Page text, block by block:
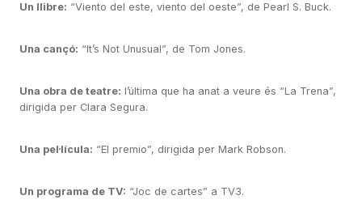
Un llibre: “Viento del este, viento del oeste”, de Pearl S. Buck.
Una cançó: “It’s Not Unusual”, de Tom Jones.
Una obra de teatre: l’última que ha anat a veure és “La Trena”,
dirigida per Clara Segura.
Una pel·lícula: “El premio”, dirigida per Mark Robson.
Un programa de TV: “Joc de cartes” a TV3.